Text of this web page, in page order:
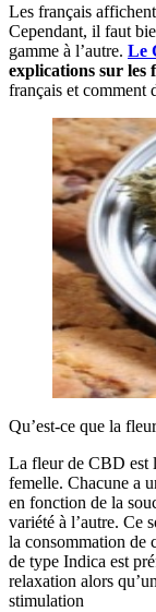
Les français
Cependant, il faut
gamme à l’autre. Le
explications sur les
français et comment
Qu’est-ce que la
La fleur de CBD est
femelle. Chacune a
en fonction de la
variété à l’autre. Ce
la consommation de
de type Indica est
relaxation alors
stimulation